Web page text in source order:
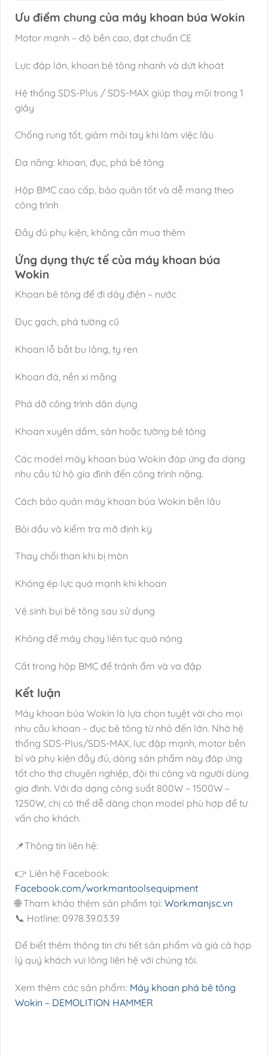
Ưu điểm chung của máy khoan búa Wokin
Motor mạnh – độ bền cao, đạt chuẩn CE
Lực đập lớn, khoan bê tông nhanh và dứt khoát
Hệ thống SDS-Plus / SDS-MAX giúp thay mũi trong 1
giây
Chống rung tốt, giảm mỏi tay khi làm việc lâu
Đa năng: khoan, đục, phá bê tông
Hộp BMC cao cấp, bảo quản tốt và dễ mang theo
công trình
Đầy đủ phụ kiện, không cần mua thêm
Ứng dụng thực tế của máy khoan búa
Wokin
Khoan bê tông để đi dây điện – nước
Đục gạch, phá tường cũ
Khoan lỗ bắt bu lông, ty ren
Khoan đá, nền xi măng
Phá dỡ công trình dân dụng
Khoan xuyên dầm, sàn hoặc tường bê tông
Các model máy khoan búa Wokin đáp ứng đa dạng
nhu cầu từ hộ gia đình đến công trình nặng.
Cách bảo quản máy khoan búa Wokin bền lâu
Bôi dầu và kiểm tra mỡ định kỳ
Thay chổi than khi bị mòn
Không ép lực quá mạnh khi khoan
Vệ sinh bụi bê tông sau sử dụng
Không để máy chạy liên tục quá nóng
Cất trong hộp BMC để tránh ẩm và va đập
Kết luận
Máy khoan búa Wokin là lựa chọn tuyệt vời cho mọi
nhu cầu khoan – đục bê tông từ nhỏ đến lớn. Nhờ hệ
thống SDS-Plus/SDS-MAX, lực đập mạnh, motor bền
bỉ và phụ kiện đầy đủ, dòng sản phẩm này đáp ứng
tốt cho thợ chuyên nghiệp, đội thi công và người dùng
gia đình. Với đa dạng công suất 800W – 1500W –
1250W, chị có thể dễ dàng chọn model phù hợp để tư
vấn cho khách.
📌Thông tin liên hệ:
👉 Liên hệ Facebook:
Facebook.com/workmantoolsequipment
🌐 Tham khảo thêm sản phẩm tại: Workmanjsc.vn
📞 Hotline: 0978.39.03.39
Để biết thêm thông tin chi tiết sản phẩm và giá cả hợp
lý quý khách vui lòng liên hệ với chúng tôi.
Xem thêm các sản phẩm: Máy khoan phá bê tông
Wokin – DEMOLITION HAMMER